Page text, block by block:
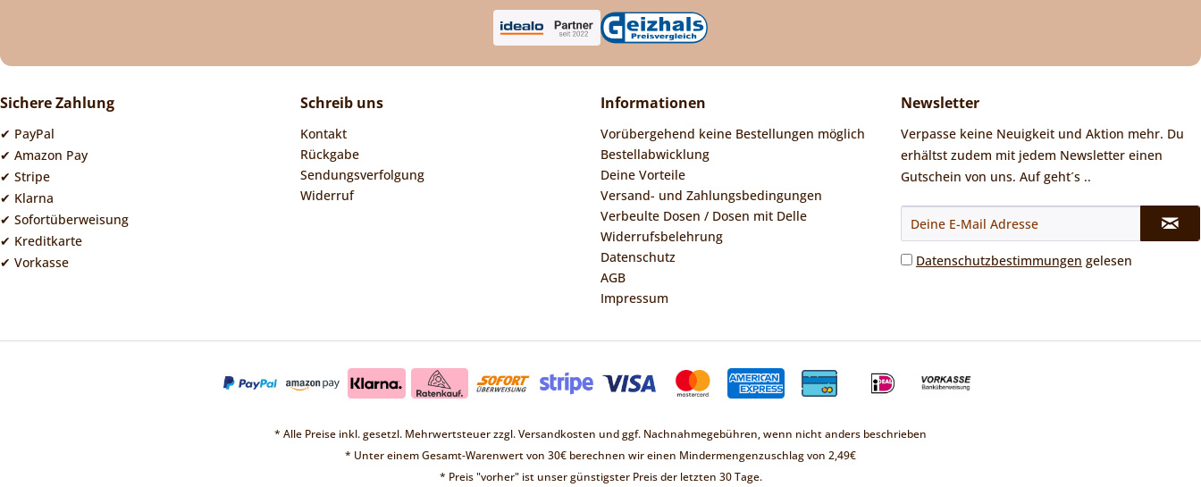
Sichere Zahlung
✔ PayPal
✔ Amazon Pay
✔ Stripe
✔ Klarna
✔ Sofortüberweisung
✔ Kreditkarte
✔ Vorkasse
Schreib uns
Kontakt
Rückgabe
Sendungsverfolgung
Widerruf
Informationen
Vorübergehend keine Bestellungen möglich
Bestellabwicklung
Deine Vorteile
Versand- und Zahlungsbedingungen
Verbeulte Dosen / Dosen mit Delle
Widerrufsbelehrung
Datenschutz
AGB
Impressum
Newsletter
Verpasse keine Neuigkeit und Aktion mehr. Du
erhältst zudem mit jedem Newsletter einen
Gutschein von uns. Auf geht´s ..
Datenschutzbestimmungen gelesen
* Alle Preise inkl. gesetzl. Mehrwertsteuer zzgl.Versandkosten und ggf. Nachnahmegebühren, wenn nicht anders beschrieben
* Unter einem Gesamt-Warenwert von 30€ berechnen wir einen Mindermengenzuschlag von 2,49€
* Preis "vorher" ist unser günstigster Preis der letzten 30 Tage.